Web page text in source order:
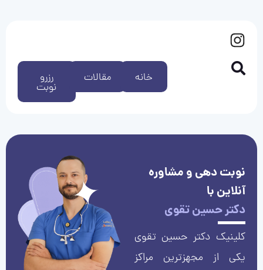
رزرو
نوبت
مقالات خانه
نوبت دهی و مشاوره
آنلاین با
دکتر حسین تقوی
کلینیک دکتر حسین تقوی
یکی از مجهزترین مراکز